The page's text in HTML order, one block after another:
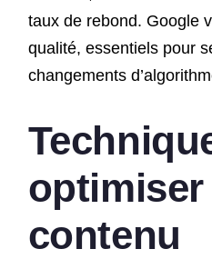
taux de rebond. Google
qualité, essentiels pour
changements
contenu